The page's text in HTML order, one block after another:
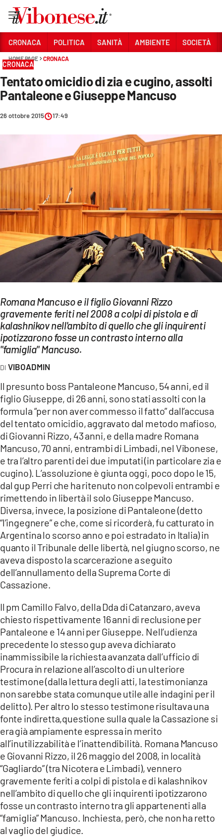
Sezioni
CRONACA
POLITICA
SANITÀ
SOCIETÀ
CULTURA
ECONOMIA E LAVORO
EVENTI
SPORT
LAC NETWORK
LAC ONAIR
LaC
LACPLAY.IT
LACTV.IT
LACONAIR.IT
LACITYMAG.IT
ILREGGINO.IT
COSENZACHANNEL.IT
ILVIBONESE.IT
CATANZAROCHANNEL.IT
LACAPITALENEWS.IT
ANDROID
APPLE
CRONACA POLITICA SANITÀ AMBIENTE SOCIETÀ
HOME PAGE CRONACA
CRONACA
Tentato omicidio di zia e cugino, assolti
Pantaleone e Giuseppe Mancuso
26 ottobre 2015 17:49
Romana Mancuso e il figlio Giovanni Rizzo
gravemente feriti nel 2008 a colpi di pistola e di
kalashnikov nell'ambito di quello che gli inquirenti
ipotizzarono fosse un contrasto interno alla
"famiglia" Mancuso.
VIBOADMIN
Il presunto boss Pantaleone Mancuso, 54 anni, ed il
figlio Giuseppe, di 26 anni, sono stati assolti con la
formula “per non aver commesso il fatto” dall’accusa
del tentato omicidio, aggravato dal metodo mafioso,
di Giovanni Rizzo, 43 anni, e della madre Romana
Mancuso, 70 anni, entrambi di Limbadi, nel Vibonese,
e tra l’altro parenti dei due imputati (in particolare zia e
cugino). L’assoluzione è giunta oggi, poco dopo le 15,
dal gup Perri che ha ritenuto non colpevoli entrambi e
rimettendo in libertà il solo Giuseppe Mancuso.
Diversa, invece, la posizione di Pantaleone (detto
“l’ingegnere” e che, come si ricorderà, fu catturato in
Argentina lo scorso anno e poi estradato in Italia) in
quanto il Tribunale delle libertà, nel giugno scorso, ne
aveva disposto la scarcerazione a seguito
dell’annullamento della Suprema Corte di
Cassazione.
Il pm Camillo Falvo, della Dda di Catanzaro, aveva
chiesto rispettivamente 16 anni di reclusione per
Pantaleone e 14 anni per Giuseppe. Nell’udienza
precedente lo stesso gup aveva dichiarato
inammissibile la richiesta avanzata dall’ufficio di
Procura in relazione all’ascolto di un ulteriore
testimone (dalla lettura degli atti, la testimonianza
non sarebbe stata comunque utile alle indagini per il
delitto). Per altro lo stesso testimone risultava una
fonte indiretta,questione sulla quale la Cassazione si
era già ampiamente espressa in merito
all’inutilizzabilità e l’inattendibilità. Romana Mancuso
e Giovanni Rizzo, il 26 maggio del 2008, in località
“Gagliardo” (tra Nicotera e Limbadi), vennero
gravemente feriti a colpi di pistola e di kalashnikov
nell’ambito di quello che gli inquirenti ipotizzarono
fosse un contrasto interno tra gli appartenenti alla
“famiglia” Mancuso. Inchiesta, però, che non ha retto
al vaglio del giudice.